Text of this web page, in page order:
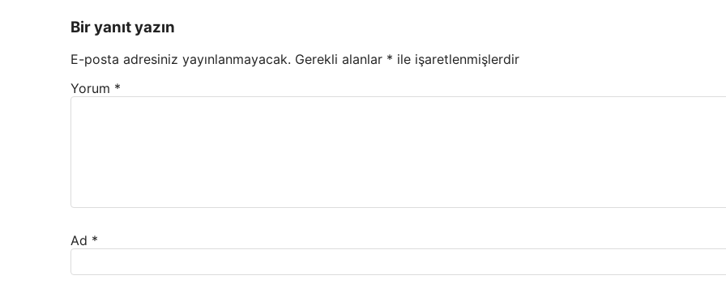
Bir yanıt yazın
E-posta adresiniz yayınlanmayacak. Gerekli alanlar * ile işaretlenmişlerdir
Yorum *
Ad *